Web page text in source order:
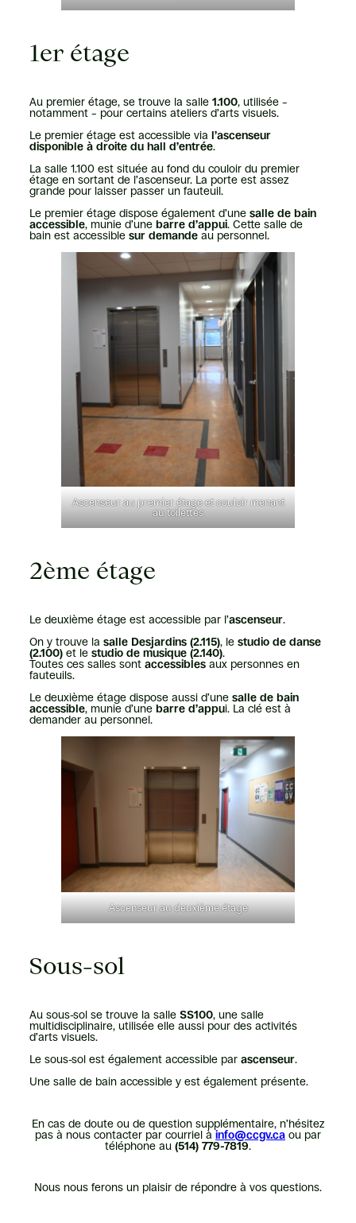
1er étage
Au premier étage, se trouve la salle1.100, utilisée –
notamment – pour certains ateliers d’arts visuels.
Le premier étage est accessible via l’ascenseur
disponible à droite du hall d’entrée.
La salle 1.100 est située au fond du couloir du premier
étage en sortant de l’ascenseur. La porte est assez
grande pour laisser passer un fauteuil.
Le premier étage dispose également d’une salle de bain
accessible, munie d’unebarre d’appui. Cette salle de
bain est accessible sur demandeau personnel.
Ascenseur au premier étage et couloir menant
au toilettes
2ème étage
Le deuxième étage est accessible par l’ascenseur.
On y trouve la salle Desjardins (2.115), le studio de danse
(2.100) et le studio de musique (2.140).
Toutes ces salles sont accessiblesaux personnes en
fauteuils.
Le deuxième étage dispose aussi d’une salle de bain
accessible, munie d’unebarre d’appui. La clé est à
demander au personnel.
Ascenseur au deuxième étage
Sous-sol
Au sous-sol se trouve la salleSS100, une salle
multidisciplinaire, utilisée elle aussi pour des activités
d’arts visuels.
Le sous-sol est également accessible par ascenseur.
Une salle de bain accessible y est également présente.
En cas de doute ou de question supplémentaire, n’hésitez
pas à nous contacter par courriel àinfo@ccgv.ca ou par
téléphone au (514) 779-7819.
Nous nous ferons un plaisir de répondre à vos questions.